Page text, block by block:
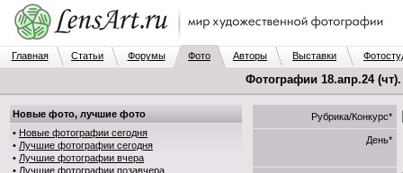
Главная Статьи Форумы Фото Авторы Выставки
Фотографии 18.апр.24
Новые фото, лучшие фото
• Новые фотографии сегодня
• Лучшие фотографии сегодня
• Лучшие фотографии вчера
• Лучшие фотографии позавчера
Рубрика/Конкурс*
День*